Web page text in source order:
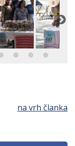
na vrh članka